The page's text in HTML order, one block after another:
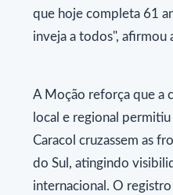
que hoje completa 61
inveja a todos", afirmou
A Moção reforça que a
local e regional
Caracol cruzassem as
do Sul, atingindo
internacional. O